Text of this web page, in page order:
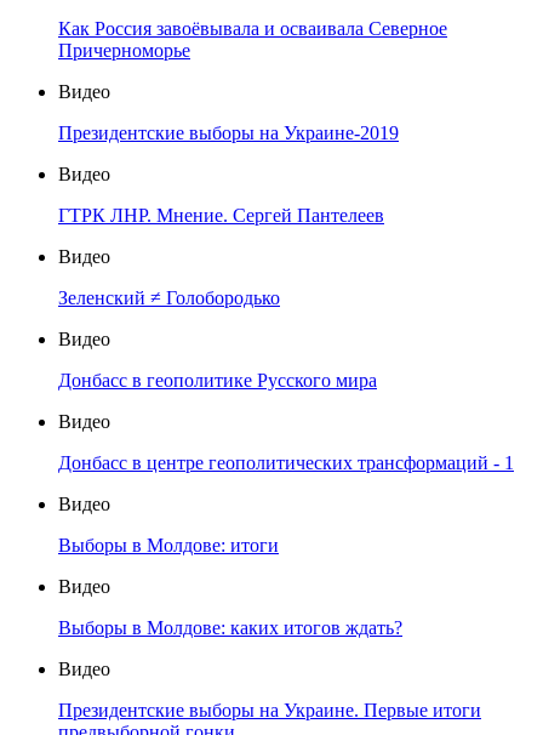
Как Россия завоёвывала и осваивала Северное
Причерноморье
Видео
Президентские выборы на Украине-2019
Видео
ГТРК ЛНР. Мнение. Сергей Пантелеев
Видео
Зеленский ≠ Голобородько
Видео
Донбасс в геополитике Русского мира
Видео
Донбасс в центре геополитических трансформаций - 1
Видео
Выборы в Молдове: итоги
Видео
Выборы в Молдове: каких итогов ждать?
Видео
Президентские выборы на Украине. Первые итоги